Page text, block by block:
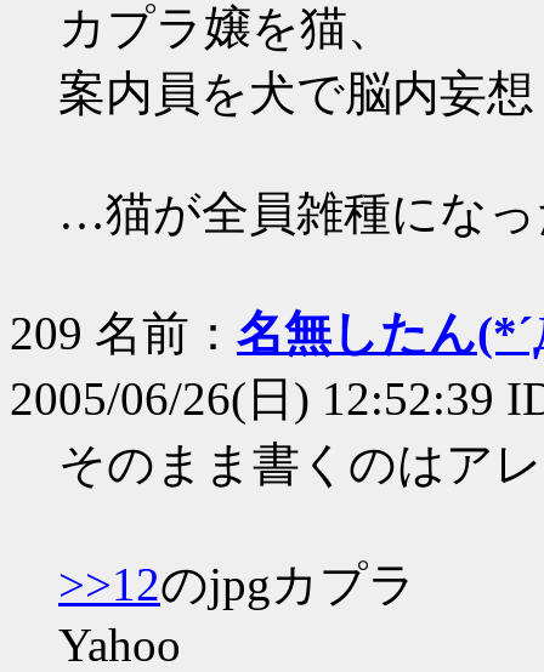
カプラ嬢を猫、
案内員を犬で脳内妄
…猫が全員雑種にな
209 名前： 名無したん
2005/06/26(日) 12:52:39
そのまま書くのはア
>>12のjpgカプラ
Yahoo